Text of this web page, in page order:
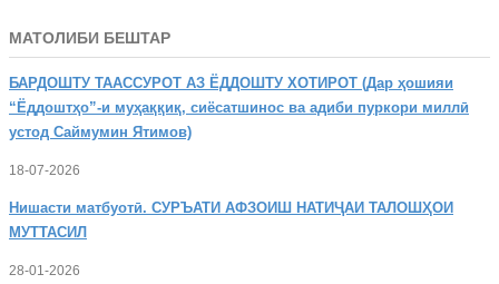
МАТОЛИБИ БЕШТАР
БАРДОШТУ ТААССУРОТ АЗ ЁДДОШТУ ХОТИРОТ (Дар ҳошияи
“Ёддоштҳо”-и муҳаққиқ, сиёсатшинос ва адиби пуркори миллӣ
устод Саймумин Ятимов)
18-07-2026
Нишасти матбуотӣ. СУРЪАТИ АФЗОИШ НАТИҶАИ ТАЛОШҲОИ
МУТТАСИЛ
28-01-2026